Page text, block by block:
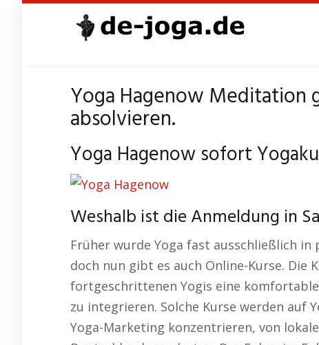
Yoga Hagenow Meditation
absolvieren.
Yoga Hagenow sofort
Weshalb ist die Anmeldung in
Früher wurde Yoga fast ausschließlich
doch nun gibt es auch Online-Kurse. Die
fortgeschrittenen Yogis eine
zu integrieren. Solche Kurse werden auf
Yoga-Marketing konzentrieren, von